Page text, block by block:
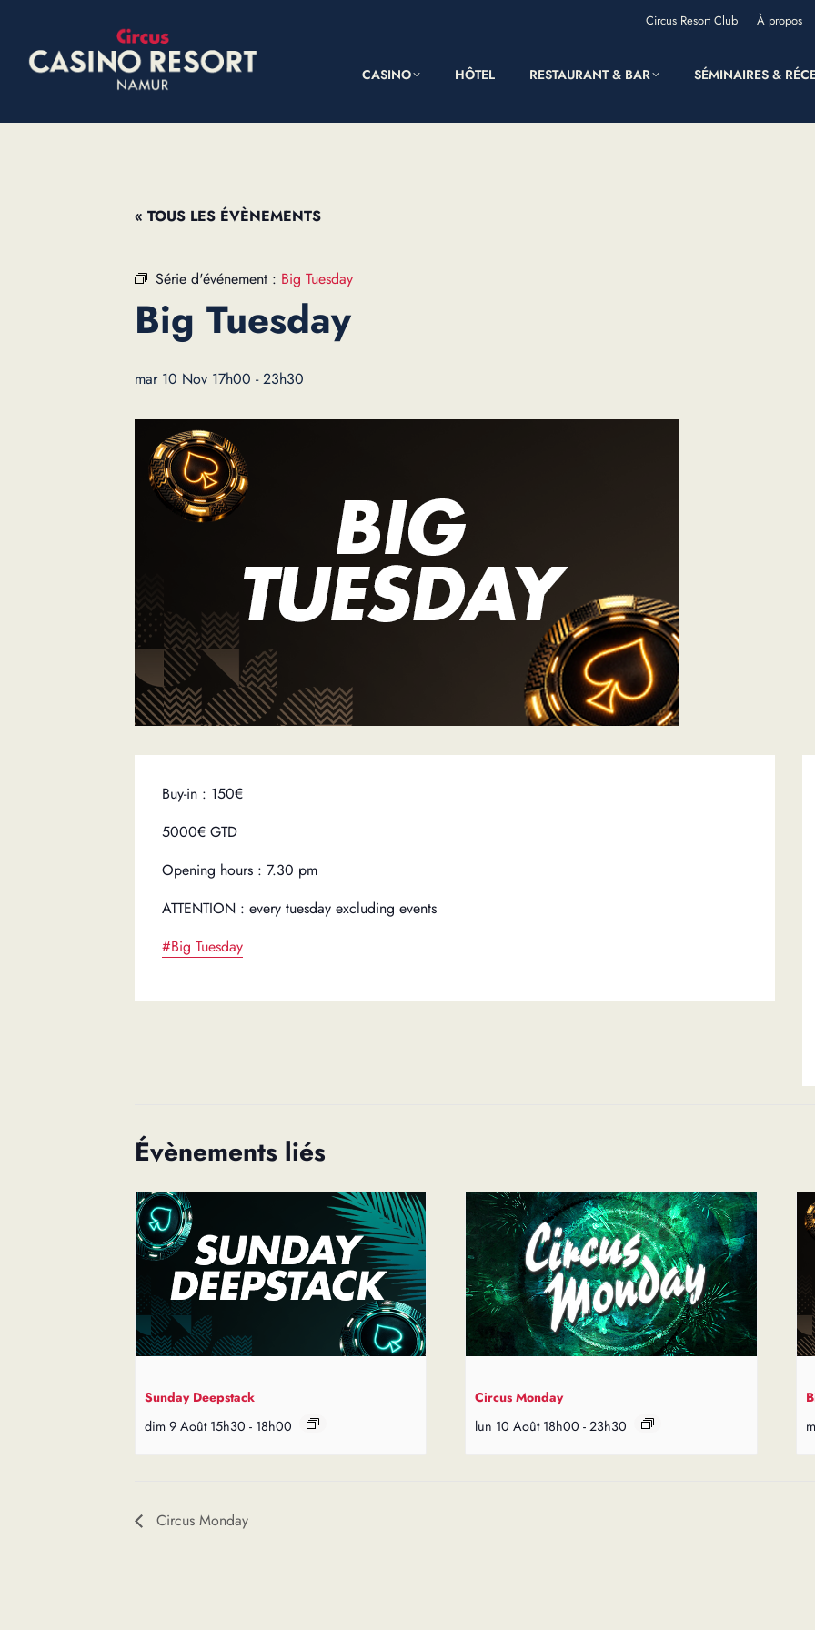
Circus Resort Club À propos
CASINO HÔTEL RESTAURANT & BAR SÉMINAIRES &
« TOUS LES ÉVÈNEMENTS
Série d'événement : Big Tuesday
Big Tuesday
mar 10 Nov 17h00 -23h30
Buy-in : 150€
5000€ GTD
Opening hours : 7.30 pm
ATTENTION : every tuesday excluding events
#Big Tuesday
Évènements liés
Sunday Deepstack
dim 9 Août 15h30 - 18h00
Circus Monday
lun 10 Août 18h00 - 23h30
Circus Monday